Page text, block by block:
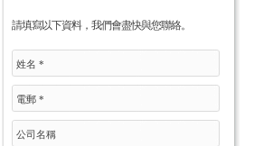
請填寫以下資料，我們會盡快與您聯絡。